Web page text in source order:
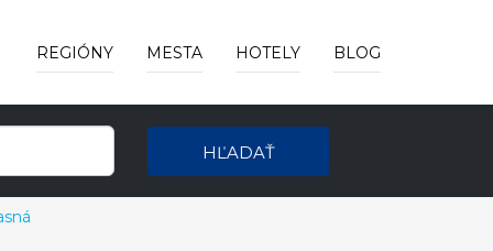
REGIÓNY MESTA HOTELY BLOG
HĽADAŤ